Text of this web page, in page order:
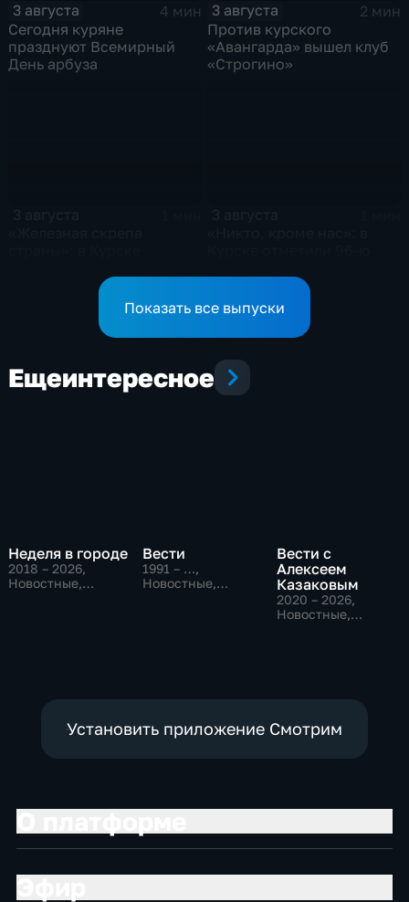
3 августа
4 мин
Сегодня куряне
празднуют Всемирный
День арбуза
3 августа
2 мин
Против курского
«Авангарда» вышел клуб
«Строгино»
железнодорожников
Показать все выпуски
Ещеинтересное
Неделя в городе
2018 – 2026,
Новостные,
Вести
1991 – …,
Новостные,
Вести с
Алексеем
Казаковым
2020 – 2026,
Новостные,
Установить приложение Смотрим